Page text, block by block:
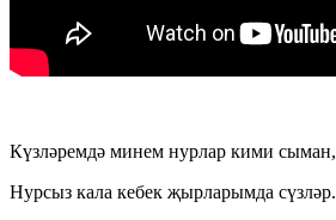
Күзләремдә минем нурлар кими сыман,
Нурсыз кала кебек җырларымда сүзләр.